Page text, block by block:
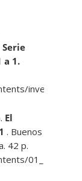
a 1.
El
. Buenos
42 p.